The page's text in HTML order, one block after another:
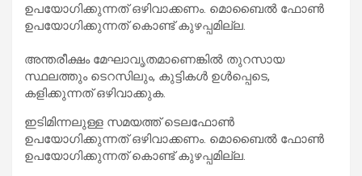
ഉപയോഗിക്കുന്നത് ഒഴിവാക്കണം. മൊബൈൽ ഫോൺ
ഉപയോഗിക്കുന്നത് കൊണ്ട് കുഴപ്പമില്ല.
അന്തരീക്ഷം മേഘാവൃതമാണെങ്കിൽ തുറസായ
സ്ഥലത്തും ടെറസിലും, കുട്ടികൾ ഉൾപ്പെടെ,
കളിക്കുന്നത് ഒഴിവാക്കുക.
ഇടിമിന്നലുള്ള സമയത്ത് ടെലഫോൺ
ഉപയോഗിക്കുന്നത് ഒഴിവാക്കണം. മൊബൈൽ ഫോൺ
ഉപയോഗിക്കുന്നത് കൊണ്ട് കുഴപ്പമില്ല.